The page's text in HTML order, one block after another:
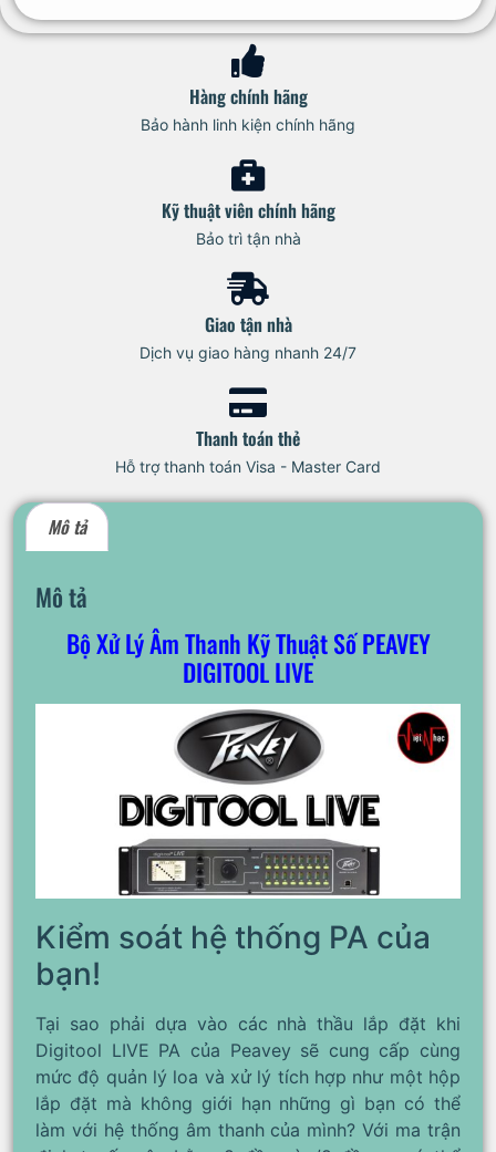
Hàng chính hãng
Bảo hành linh kiện chính hãng
Kỹ thuật viên chính hãng
Bảo trì tận nhà
Giao tận nhà
Dịch vụ giao hàng nhanh 24/7
Thanh toán thẻ
Hỗ trợ thanh toán Visa - Master Card
Mô tả
Mô tả
Bộ Xử Lý Âm Thanh Kỹ Thuật Số PEAVEY
DIGITOOL LIVE
Kiểm soát hệ thống PA của
bạn!
Tại sao phải dựa vào các nhà thầu lắp đặt khi
Digitool LIVE PA của Peavey sẽ cung cấp cùng
mức độ quản lý loa và xử lý tích hợp như một hộp
lắp đặt mà không giới hạn những gì bạn có thể
làm với hệ thống âm thanh của mình? Với ma trận